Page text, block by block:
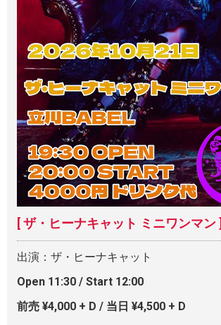
[ ザ・ヒーナキャット ミニワンマン ]
出演：ザ・ヒーナキャット
Open 11:30 / Start 12:00
前売 ¥4,000 + D / 当日 ¥4,500 + D